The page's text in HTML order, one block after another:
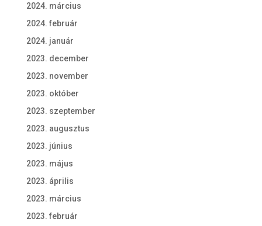
2024. március
2024. február
2024. január
2023. december
2023. november
2023. október
2023. szeptember
2023. augusztus
2023. június
2023. május
2023. április
2023. március
2023. február